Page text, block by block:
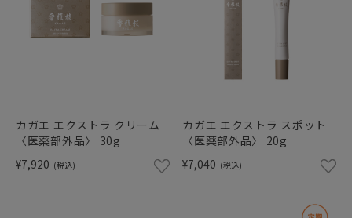
カガエ エクストラ クリーム
〈医薬部外品〉 30g
¥7,920 (税込)
カガエ エクストラ スポット
〈医薬部外品〉 20g
¥7,040 (税込)